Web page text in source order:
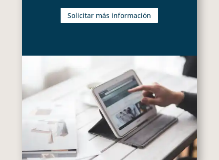
Solicitar más información